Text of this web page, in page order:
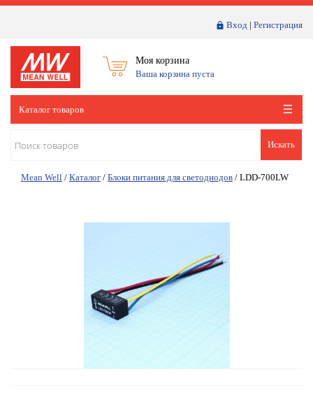
Вход | Регистрация
Моя корзина
Ваша корзина пуста
Каталог товаров
Искать
Mean Well / Каталог / Блоки питания для светодиодов / LDD-700LW